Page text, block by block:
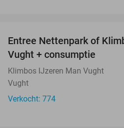
Entree Nettenpark of
Vught + consumptie
Klimbos IJzeren Man Vught
Vught
Verkocht: 774